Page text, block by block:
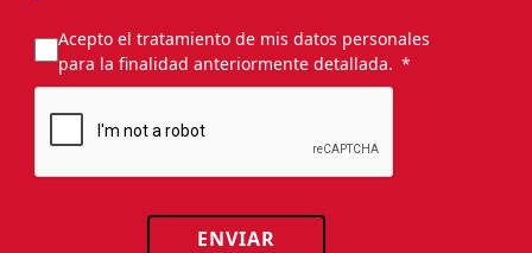
Acepto el tratamiento de mis datos personales
para la finalidad anteriormente detallada.
ENVIAR